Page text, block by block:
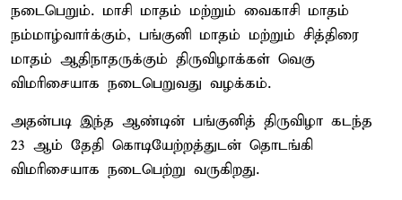
நடைபெறும். மாசி மாதம் மற்றும் வைகாசி மாதம்
நம்மாழ்வார்க்கும், பங்குனி மாதம் மற்றும் சித்திரை
மாதம் ஆதிநாதருக்கும் திருவிழாக்கள் வெகு
விமரிசையாக நடைபெறுவது வழக்கம்.
அதன்படி இந்த ஆண்டின் பங்குனித் திருவிழா கடந்த
23 ஆம் தேதி கொடியேற்றத்துடன் தொடங்கி
விமரிசையாக நடைபெற்று வருகிறது.